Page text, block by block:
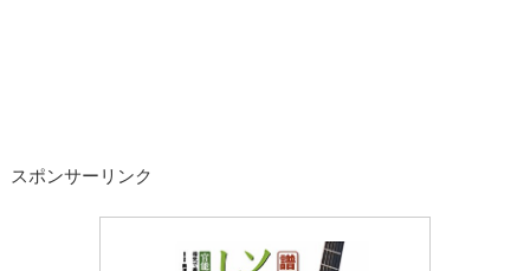
スポンサーリンク